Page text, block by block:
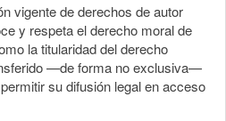
vigente de derechos de autor
y respeta el derecho moral de
la titularidad del derecho
—de forma no exclusiva—
su difusión legal en acceso